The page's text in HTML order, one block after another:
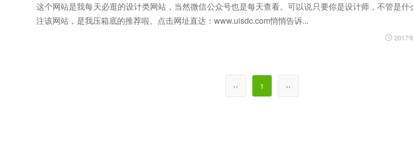
这个网站是我每天必逛的设计类网站，当然微信公众号也是每天查看。可以说只要你是设计师，不管是什
注该网站，是我压箱底的推荐啦。点击网址直达：www.uisdc.com悄悄告诉...
2017
‹‹ 1 ››